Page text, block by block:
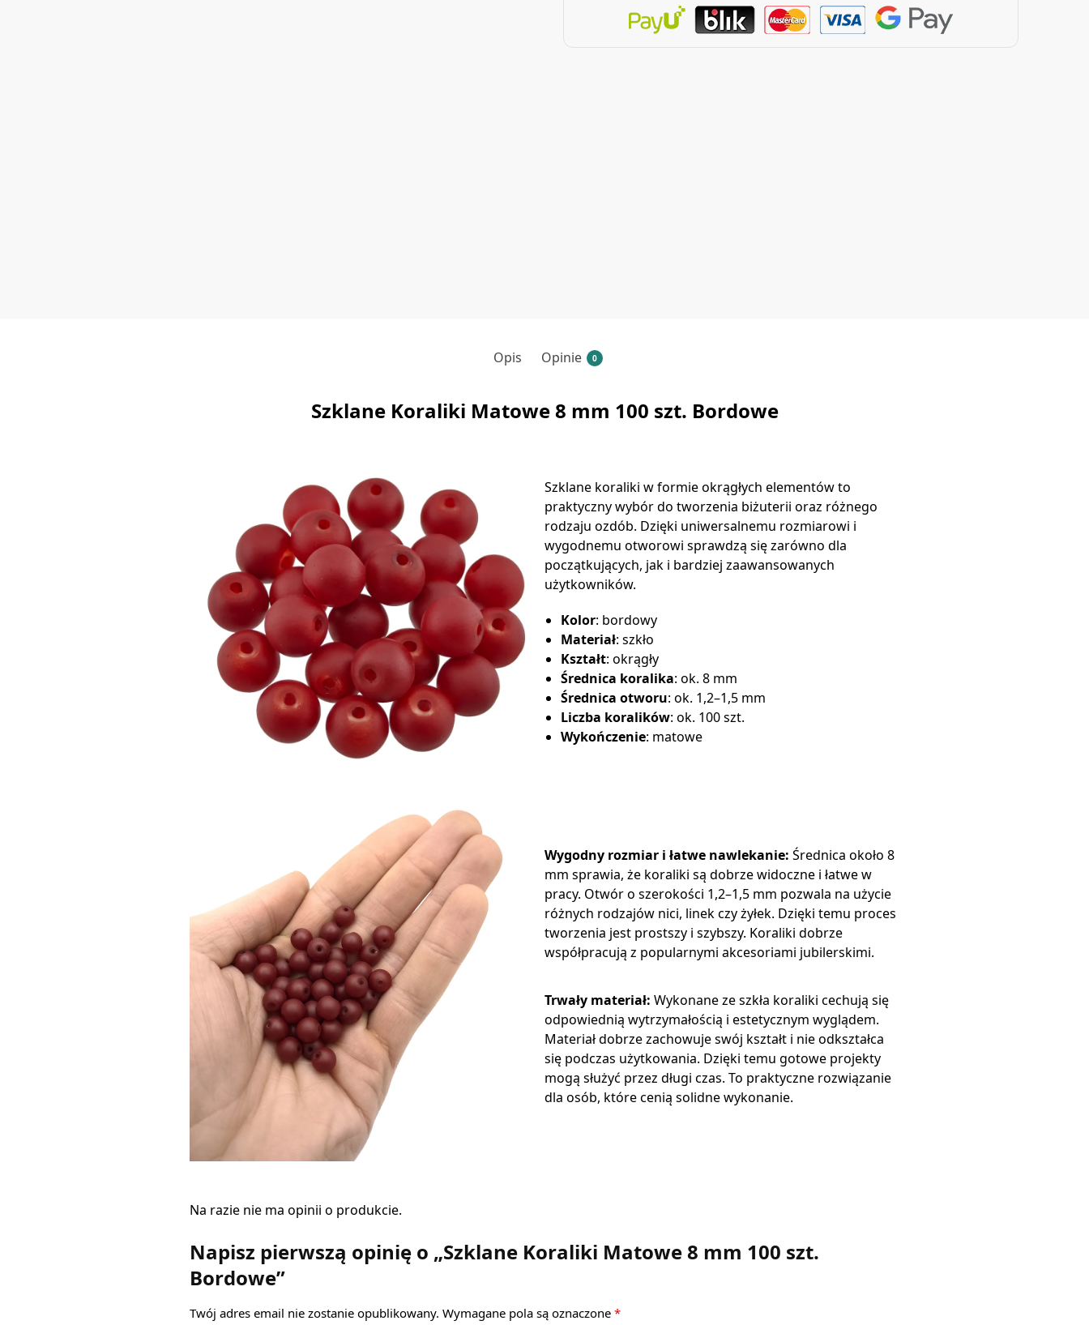
Opis Opinie 0
Szklane Koraliki Matowe 8 mm 100 szt. Bordowe
Szklane koraliki w formie okrągłych elementów to
praktyczny wybór do tworzenia biżuterii oraz różnego
rodzaju ozdób. Dzięki uniwersalnemu rozmiarowi i
wygodnemu otworowi sprawdzą się zarówno dla
początkujących, jak i bardziej zaawansowanych
użytkowników.
Kolor: bordowy
Materiał: szkło
Kształt: okrągły
Średnica koralika: ok. 8 mm
Średnica otworu: ok. 1,2–1,5 mm
Liczba koralików: ok. 100 szt.
Wykończenie: matowe
Wygodny rozmiar i łatwe nawlekanie: Średnica około 8
mm sprawia, że koraliki są dobrze widoczne i łatwe w
pracy. Otwór o szerokości 1,2–1,5 mm pozwala na użycie
różnych rodzajów nici, linek czy żyłek. Dzięki temu proces
tworzenia jest prostszy i szybszy. Koraliki dobrze
współpracują z popularnymi akcesoriami jubilerskimi.
Trwały materiał: Wykonane ze szkła koraliki cechują się
odpowiednią wytrzymałością i estetycznym wyglądem.
Materiał dobrze zachowuje swój kształt i nie odkształca
się podczas użytkowania. Dzięki temu gotowe projekty
mogą służyć przez długi czas. To praktyczne rozwiązanie
dla osób, które cenią solidne wykonanie.
Na razie nie ma opinii o produkcie.
Napisz pierwszą opinię o „Szklane Koraliki Matowe 8 mm 100 szt.
Bordowe”
Twój adres email nie zostanie opublikowany. Wymagane pola są oznaczone *